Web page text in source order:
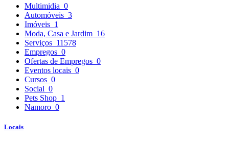
Multimidia 0
Automóveis 3
Imóveis 1
Moda, Casa e Jardim 16
Serviços 11578
Empregos 0
Ofertas de Empregos 0
Eventos locais 0
Cursos 0
Social 0
Pets Shop 1
Namoro 0
Locais